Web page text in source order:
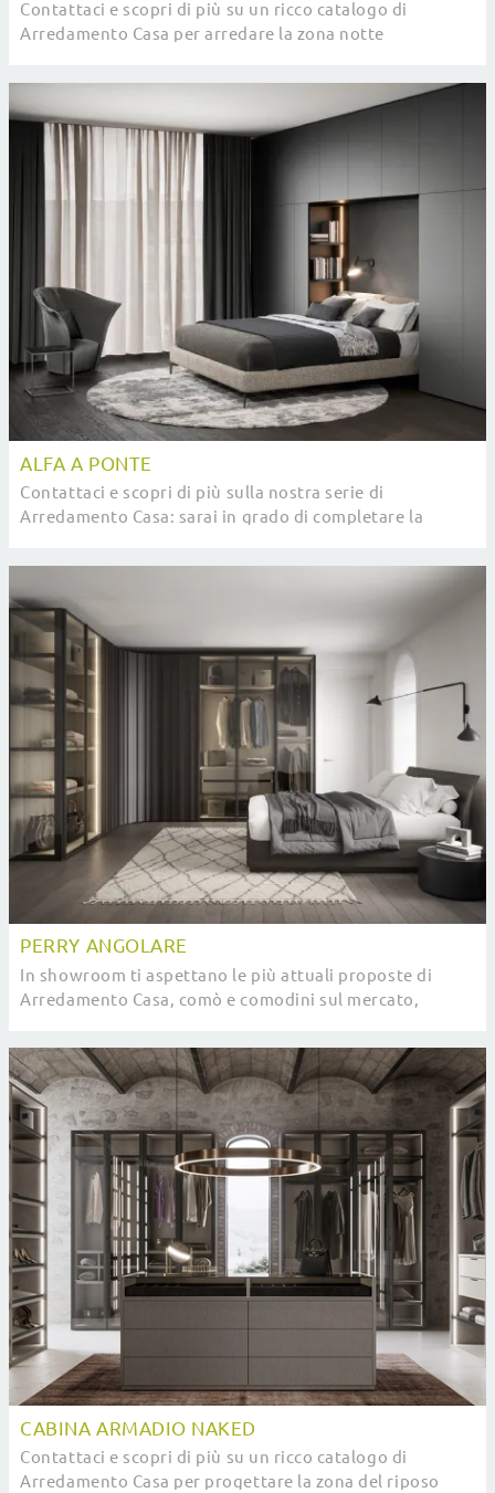
Contattaci e scopri di più su un ricco catalogo di
Arredamento Casa per arredare la zona notte
ALFA A PONTE
Contattaci e scopri di più sulla nostra serie di
Arredamento Casa: sarai in grado di completare la
PERRY ANGOLARE
In showroom ti aspettano le più attuali proposte di
Arredamento Casa, comò e comodini sul mercato,
CABINA ARMADIO NAKED
Contattaci e scopri di più su un ricco catalogo di
Arredamento Casa per progettare la zona del riposo